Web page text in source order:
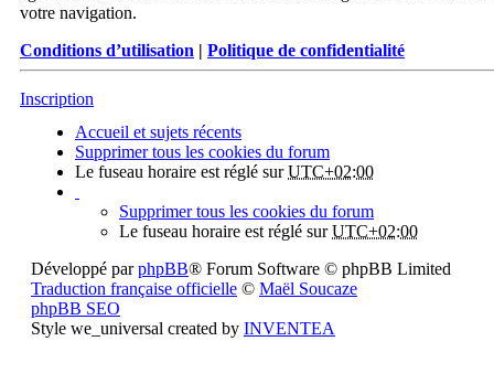
votre navigation.
Conditions d’utilisation | Politique de confidentialité
Inscription
Accueil et sujets récents
Supprimer tous les cookies du forum
Le fuseau horaire est réglé surUTC+02:00
Supprimer tous les cookies du forum
Le fuseau horaire est réglé surUTC+02:00
Développé parphpBB® Forum Software © phpBB Limited
Traduction française officielle © Maël Soucaze
phpBB SEO
Style we_universal created by INVENTEA